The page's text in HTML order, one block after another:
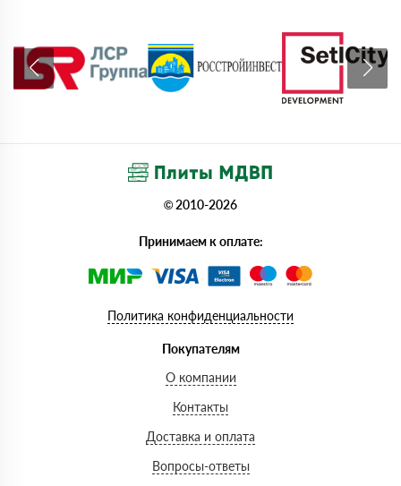
© 2010-2026
Принимаем к оплате:
Политика конфиденциальности
Покупателям
О компании
Контакты
Доставка и оплата
Вопросы-ответы